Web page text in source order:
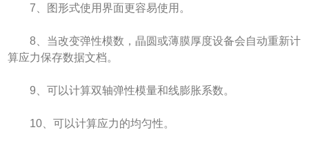
7、图形式使用界面更容易使用。
8、当改变弹性模数，晶圆或薄膜厚度设备会自动重新计
算应力保存数据文档。
9、可以计算双轴弹性模量和线膨胀系数。
10、可以计算应力的均匀性。